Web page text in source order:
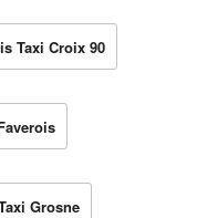
Taxi Croix 90
Grosne